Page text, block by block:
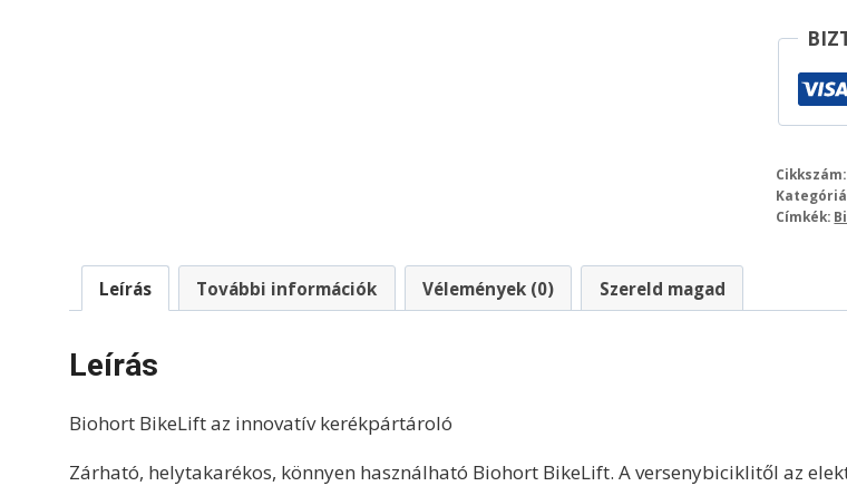
Cikkszám:
Címkék:
Leírás További információk Vélemények (0) Szereld magad
Leírás
Biohort BikeLift az innovatív kerékpártároló
Zárható, helytakarékos, könnyen használható Biohort BikeLift. A versenybiciklitől az